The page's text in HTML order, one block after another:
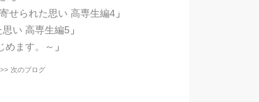
せられた思い 高専生編4 」
い 高専生編5 」
めます。～ 」
>> 次のブログ